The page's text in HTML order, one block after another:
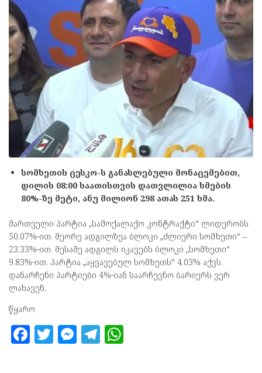
სომხეთის ცესკო-ს განახლებული მონაცემებით,
დილის 08:00 საათისთვის დათვლილია ხმების
80%-ზე მეტი, ანუ მილიონ 298 ათას 251 ხმა.
მართველი პარტია „სამოქალაქო კონტრაქტი“ ლიდერობს
50.07%-ით. მეორე ადგილზეა ბლოკი „ძლიერი სომხეთი“ –
23.33%-ით. მესამე ადგილს იკავებს ბლოკი „სომხეთი“
9.83%-ით. პარტია „აყვავებულ სომხეთს“ 4.03% აქვს.
დანარჩენი პარტიები 4%-იან საარჩევნო ბარიერს ვერ
ლახავენ.
წყარო
F T M T